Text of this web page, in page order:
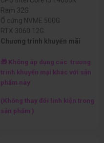
Ram 32G
Ổ cứng NVME 500G
RTX 3060 12G
Chương trình khuyến mãi
🎁 Không áp dụng các trương
trình khuyến mại khác với sản
phẩm này
(Không thay đổi linh kiện trong
sản phẩm )